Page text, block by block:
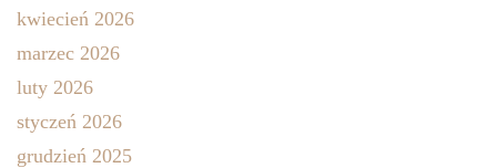
kwiecień 2026
marzec 2026
luty 2026
styczeń 2026
grudzień 2025